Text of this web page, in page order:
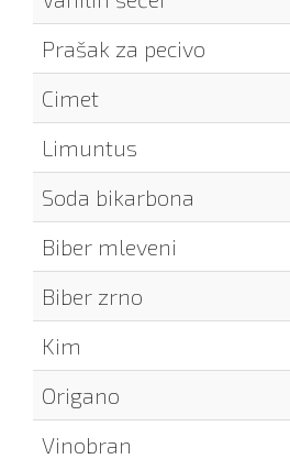
Prašak za pecivo
Cimet
Limuntus
Soda bikarbona
Biber mleveni
Biber zrno
Kim
Origano
Vinobran